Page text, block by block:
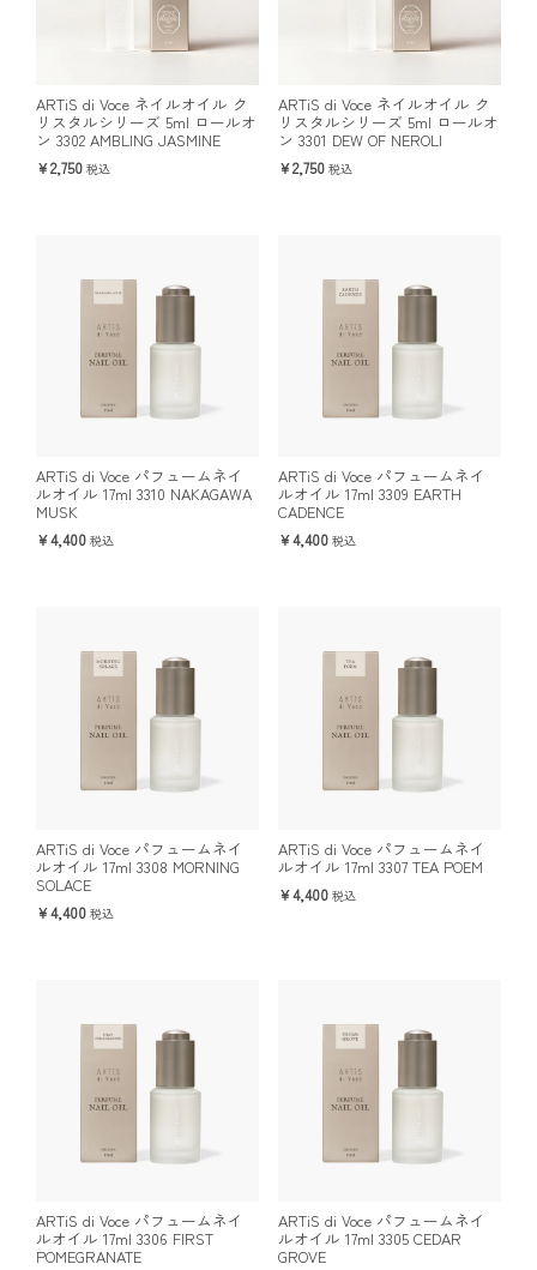
ARTiS di Voce ネイルオイル ク
リスタルシリーズ 5ml ロールオ
ン 3302 AMBLING JASMINE
2,750 税込
ARTiS di Voce ネイルオイル ク
リスタルシリーズ 5ml ロールオ
ン 3301 DEW OF NEROLI
2,750 税込
ARTiS di Voce パフュームネイ
ルオイル 17ml 3310 NAKAGAWA
MUSK
4,400 税込
ARTiS di Voce パフュームネイ
ルオイル 17ml 3309 EARTH
CADENCE
4,400 税込
ARTiS di Voce パフュームネイ
ルオイル 17ml 3308 MORNING
SOLACE
4,400 税込
ARTiS di Voce パフュームネイ
ルオイル 17ml 3307 TEA POEM
4,400 税込
ARTiS di Voce パフュームネイ
ルオイル 17ml 3306 FIRST
POMEGRANATE
ARTiS di Voce パフュームネイ
ルオイル 17ml 3305 CEDAR
GROVE